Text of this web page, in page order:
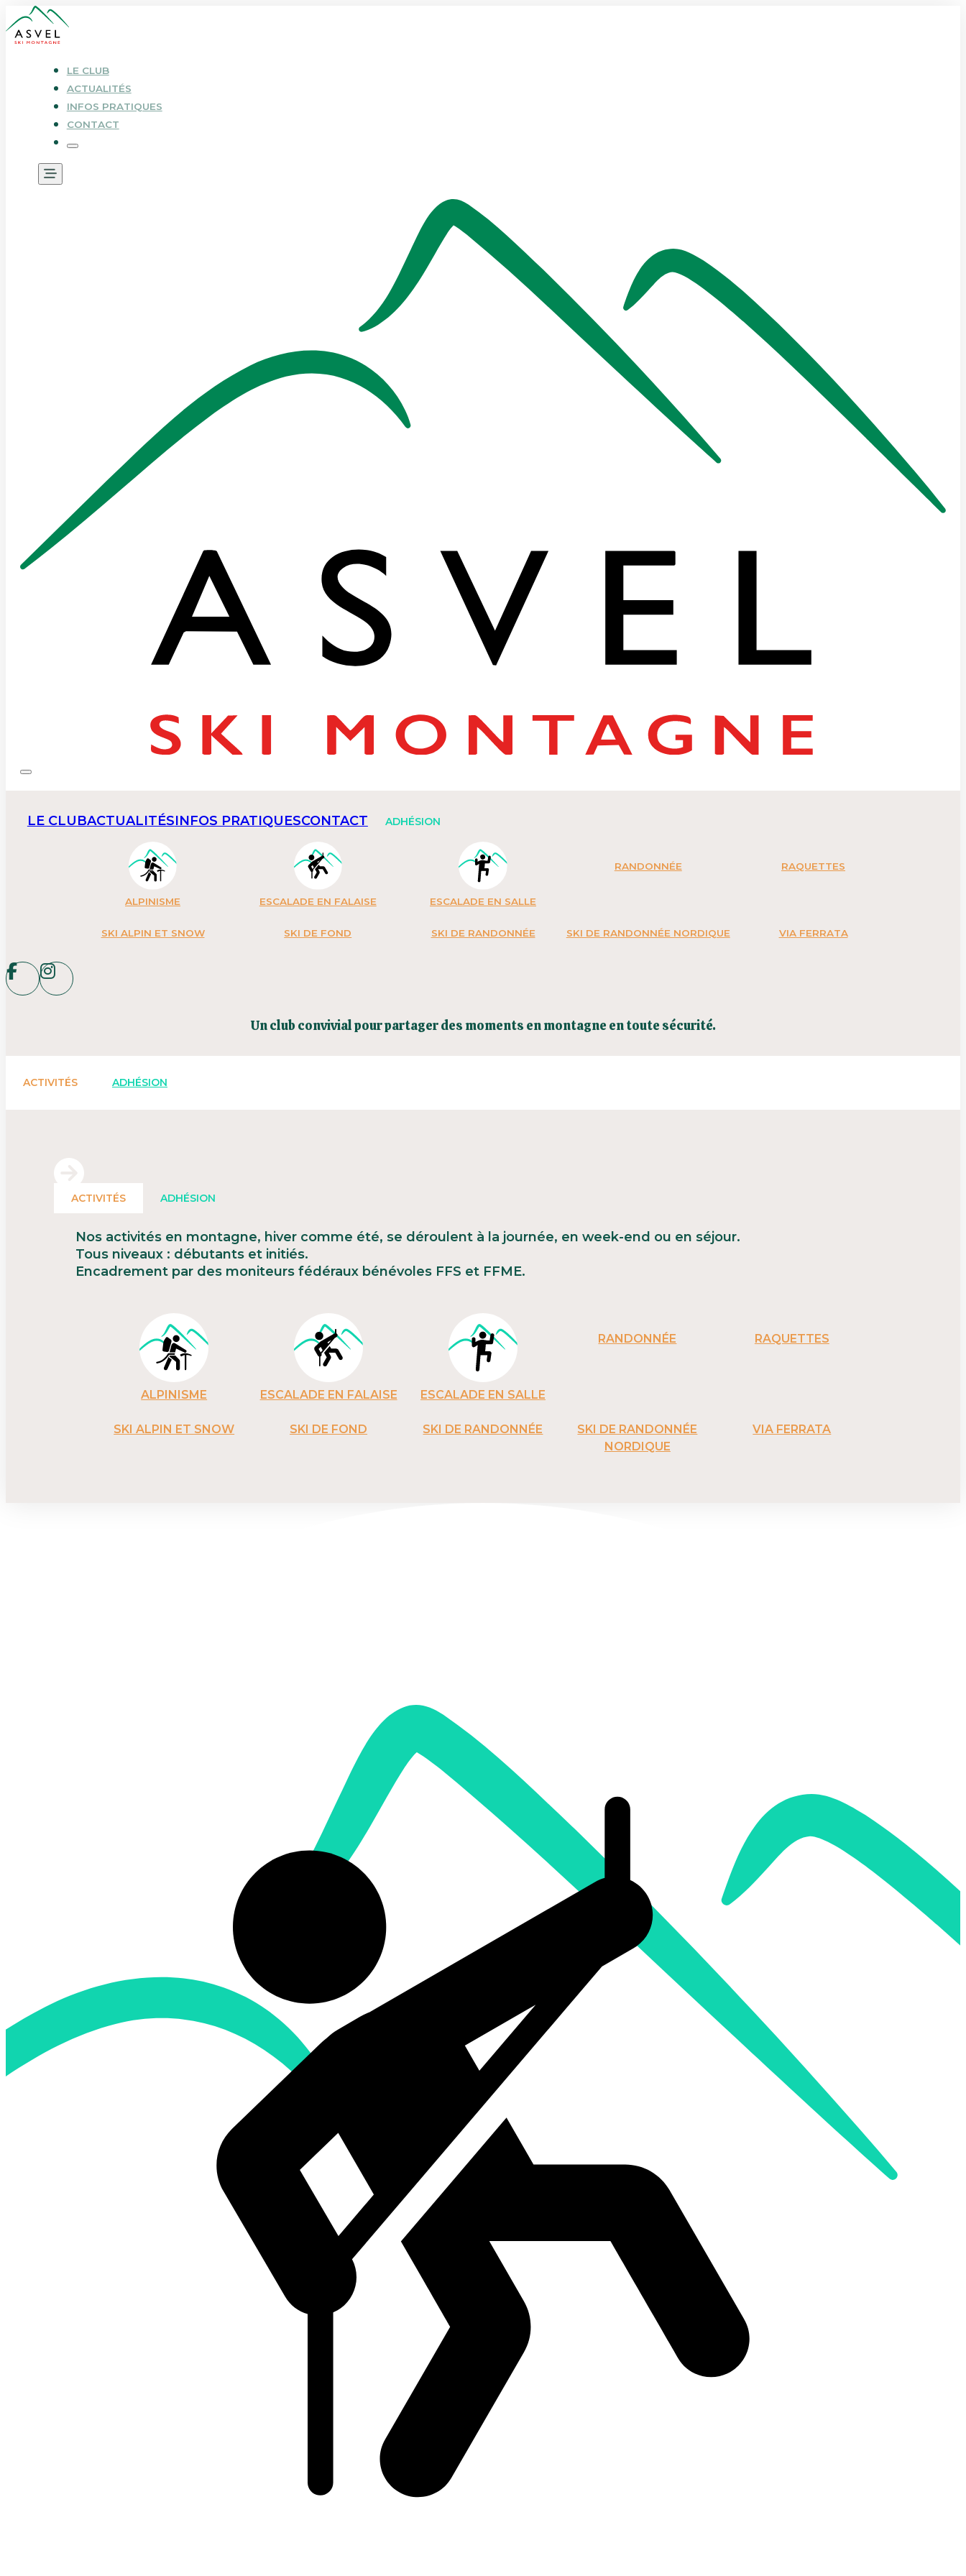
LE CLUB
ACTUALITÉS
INFOS PRATIQUES
CONTACT
LE CLUBACTUALITÉSINFOS PRATIQUESCONTACT ADHÉSION
ALPINISME ESCALADE EN FALAISE ESCALADE EN SALLE
RANDONNÉE RAQUETTES
SKI ALPIN ET SNOW SKI DE FOND SKI DE RANDONNÉE SKI DE RANDONNÉE NORDIQUE VIA FERRATA
Un club convivial pour partager des moments en montagne en toute sécurité.
ACTIVITÉS ADHÉSION
ACTIVITÉS ADHÉSION
Nos activités en montagne, hiver comme été, se déroulent à la journée, en week-end ou en séjour.
Tous niveaux : débutants et initiés.
Encadrement par des moniteurs fédéraux bénévoles FFS et FFME.
ALPINISME ESCALADE EN FALAISE ESCALADE EN SALLE
RANDONNÉE RAQUETTES
SKI ALPIN ET SNOW SKI DE FOND SKI DE RANDONNÉE
SKI DE RANDONNÉE
NORDIQUE
VIA FERRATA